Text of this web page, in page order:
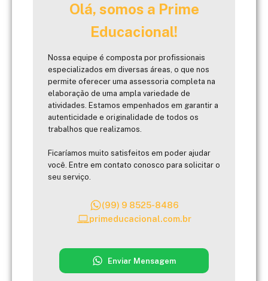
Olá, somos a Prime
Educacional!
Nossa equipe é composta por profissionais
especializados em diversas áreas, o que nos
permite oferecer uma assessoria completa na
elaboração de uma ampla variedade de
atividades. Estamos empenhados em garantir a
autenticidade e originalidade de todos os
trabalhos que realizamos.
Ficaríamos muito satisfeitos em poder ajudar
você. Entre em contato conosco para solicitar o
seu serviço.
(99) 9 8525-8486
primeducacional.com.br
Enviar Mensagem